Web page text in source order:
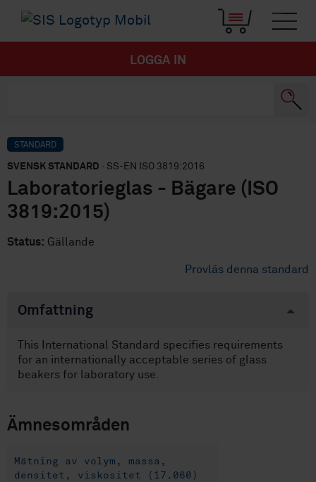
LOGGA IN
STANDARD
SVENSK STANDARD · SS-EN ISO 3819:2016
Laboratorieglas - Bägare (ISO
3819:2015)
Status: Gällande
Provläs denna standard
Omfattning
This International Standard specifies requirements
for an internationally acceptable series of glass
beakers for laboratory use.
Ämnesområden
Mätning av volym, massa,
densitet, viskositet (17.060)